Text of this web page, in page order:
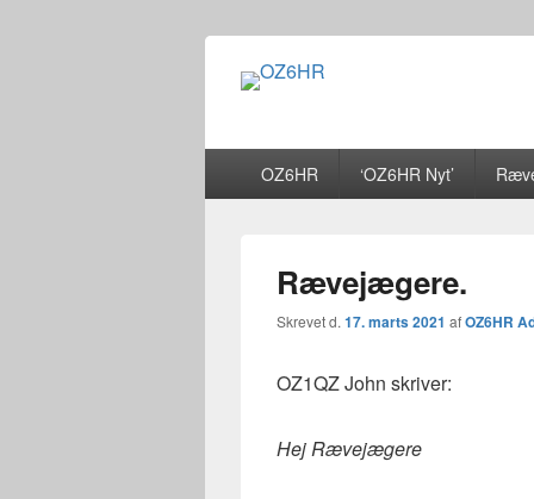
OZ6HR ‘OZ6HR Nyt’
Rævejægere.
Skrevet d. 17. marts 2021 afOZ6HR
OZ1QZ John skriver:
Hej Rævejægere